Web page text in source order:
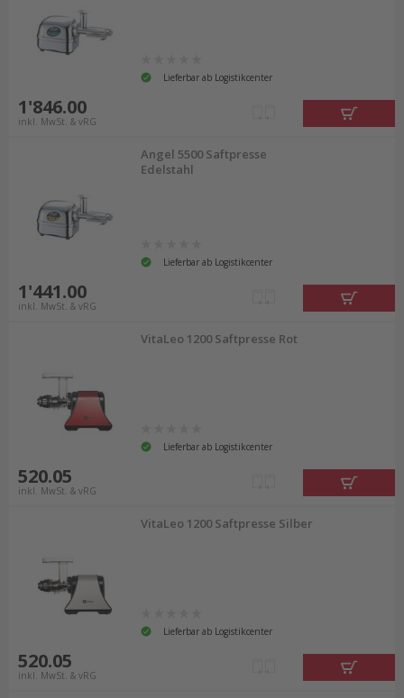
Lieferbar ab Logistikcenter
1'846.00
inkl. MwSt. & vRG
Angel 5500 Saftpresse
Edelstahl
Lieferbar ab Logistikcenter
1'441.00
inkl. MwSt. & vRG
VitaLeo 1200 Saftpresse Rot
Lieferbar ab Logistikcenter
520.05
inkl. MwSt. & vRG
VitaLeo 1200 Saftpresse Silber
Lieferbar ab Logistikcenter
520.05
inkl. MwSt. & vRG